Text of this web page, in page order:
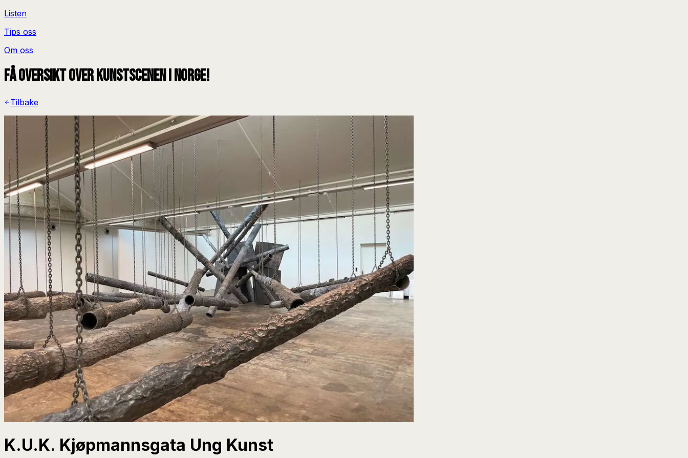
Listen
Tips oss
Om oss
Få oversikt over kunstscenen i Norge!
Tilbake
K.U.K. Kjøpmannsgata Ung Kunst